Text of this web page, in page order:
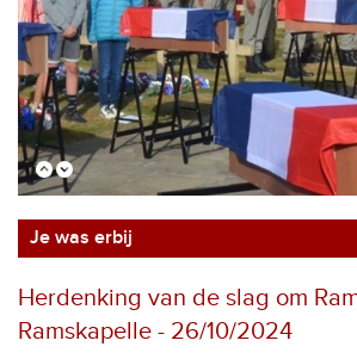
Je was erbij
Herdenking van de slag om
Ramskapelle - 26/10/2024